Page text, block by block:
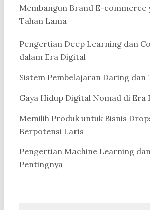
Membangun Brand E-commerce
Tahan Lama
Pengertian Deep Learning dan
dalam Era Digital
Sistem Pembelajaran Daring dan
Gaya Hidup Digital Nomad di
Memilih Produk untuk Bisnis
Berpotensi Laris
Pengertian Machine Learning
Pentingnya